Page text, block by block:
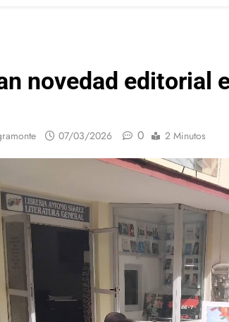
novedad editorial
07/03/2026 0 2 Minutos